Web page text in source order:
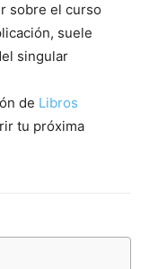
sobre el curso
suele
singular
de Libros
tu próxima